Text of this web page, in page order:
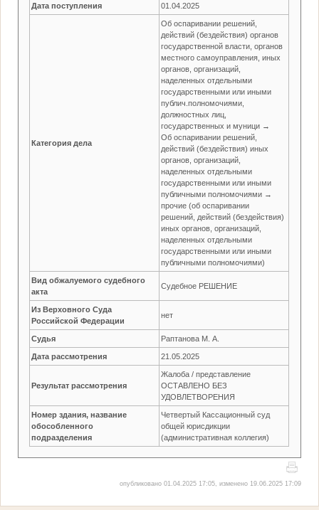
Дата поступления 01.04.2025
Категория дела
Об оспаривании решений,
действий (бездействия) органов
государственной власти, органов
местного самоуправления, иных
органов, организаций,
наделенных отдельными
государственными или иными
публич.полномочиями,
должностных лиц,
государственных и муници →
Об оспаривании решений,
действий (бездействия) иных
органов, организаций,
наделенных отдельными
государственными или иными
публичными полномочиями →
прочие (об оспаривании
решений, действий (бездействия)
иных органов, организаций,
наделенных отдельными
государственными или иными
публичными полномочиями)
Вид обжалуемого судебного
акта
Судебное РЕШЕНИЕ
Из Верховного Суда
Российской Федерации
нет
Судья Раптанова М. А.
Дата рассмотрения 21.05.2025
Результат рассмотрения
Жалоба / представление
ОСТАВЛЕНО БЕЗ
УДОВЛЕТВОРЕНИЯ
Номер здания, название
обособленного
подразделения
Четвертый Кассационный суд
общей юрисдикции
(административная коллегия)
опубликовано 01.04.2025 17:05, изменено 19.06.2025 17:09